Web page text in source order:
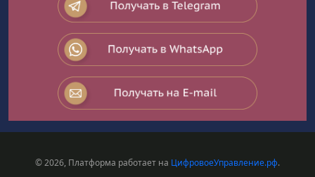
© 2026, Платформа работает на ЦифровоеУправление.рф.